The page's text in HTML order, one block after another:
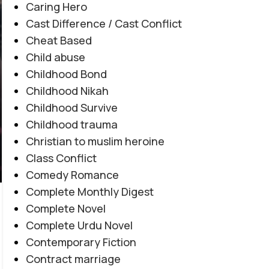
EMOTIONAL LOVE STORY
MULTIPLE COUPLE BASE,MYSTERY
REVENGE BASED,ROMANTIC URDU NOVEL
Amanat E Ishq By Noor Malik
Novel20945
Caring Hero
Cast Difference / Cast Conflict
Cheat Based
Child abuse
Childhood Bond
Childhood Nikah
Childhood Survive
Childhood trauma
Christian to muslim heroine
Class Conflict
Comedy Romance
Complete Monthly Digest
Complete Novel
Complete Urdu Novel
Contemporary Fiction
Contract marriage